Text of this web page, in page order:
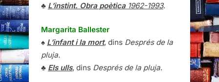
♣ L’instint. Obra poètica1962-1993.
Margarita Ballester
♠ L’infant i la mort, dins Després de la
pluja.
♣ Els ulls, dins Després de la pluja.